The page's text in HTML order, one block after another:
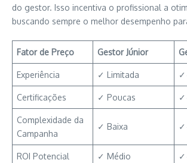
do gestor. Isso incentiva o profissional a
buscando sempre o melhor desempenho
Fator de Preço Gestor Júnior
Experiência ✓ Limitada
Certificações ✓ Poucas
Complexidade da
Campanha
✓ Baixa
ROI Potencial ✓ Médio